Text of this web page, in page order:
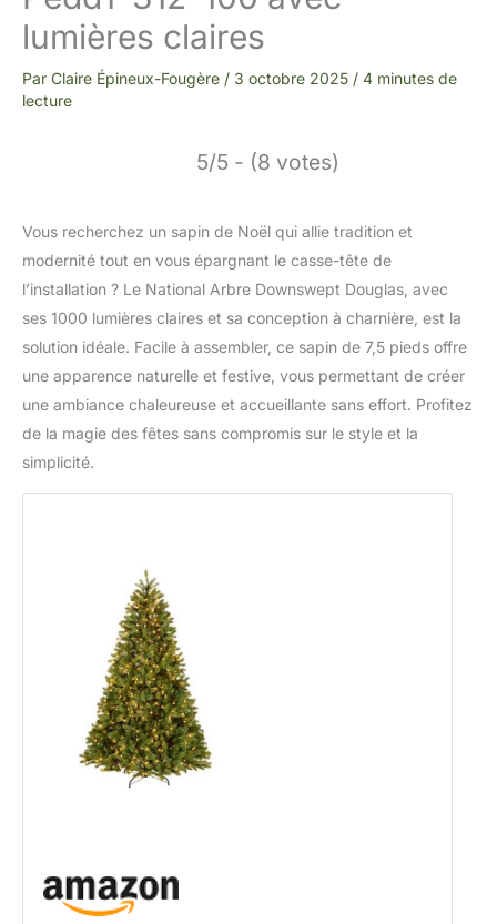
lumières claires
Par Claire Épineux-Fougère / 3 octobre 2025 / 4 minutes de
lecture
5/5 - (8 votes)
Vous recherchez un sapin de Noël qui allie tradition et
modernité tout en vous épargnant le casse-tête de
l’installation ? Le National Arbre Downswept Douglas, avec
ses 1000 lumières claires et sa conception à charnière, est la
solution idéale. Facile à assembler, ce sapin de 7,5 pieds offre
une apparence naturelle et festive, vous permettant de créer
une ambiance chaleureuse et accueillante sans effort. Profitez
de la magie des fêtes sans compromis sur le style et la
simplicité.